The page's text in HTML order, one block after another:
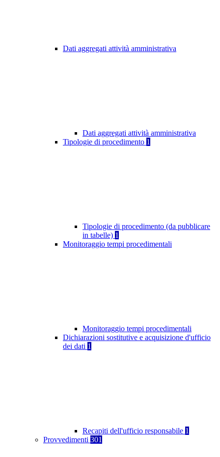
Dati aggregati attività amministrativa
Dati aggregati attività amministrativa
Tipologie di procedimento 1
Tipologie di procedimento (da pubblicare
in tabelle) 1
Monitoraggio tempi procedimentali
Monitoraggio tempi procedimentali
Dichiarazioni sostitutive e acquisizione d'ufficio
dei dati 1
Recapiti dell'ufficio responsabile 1
Provvedimenti 301